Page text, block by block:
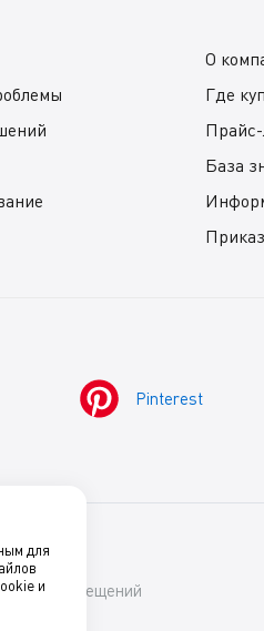
О
Где
База
Pinterest
помещений
для
и